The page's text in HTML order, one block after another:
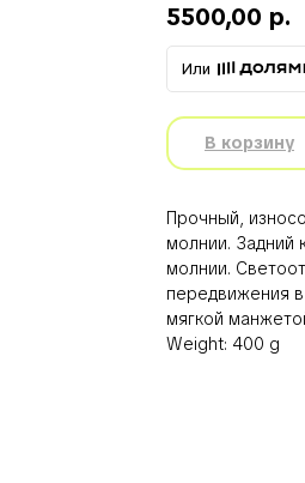
5500,00 р.
Или
В корзину
Прочный,
молнии. Задний
молнии.
передвижения
мягкой
Weight: 400 g